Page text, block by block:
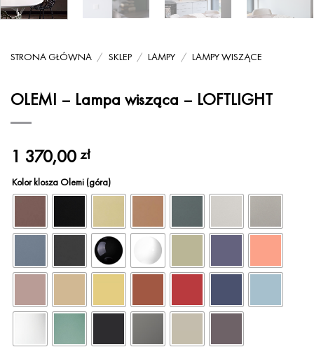
STRONA GŁÓWNA / SKLEP / LAMPY / LAMPY WISZĄCE
OLEMI – Lampa wisząca – LOFTLIGHT
1 370,00zł
Kolor klosza Olemi (góra)